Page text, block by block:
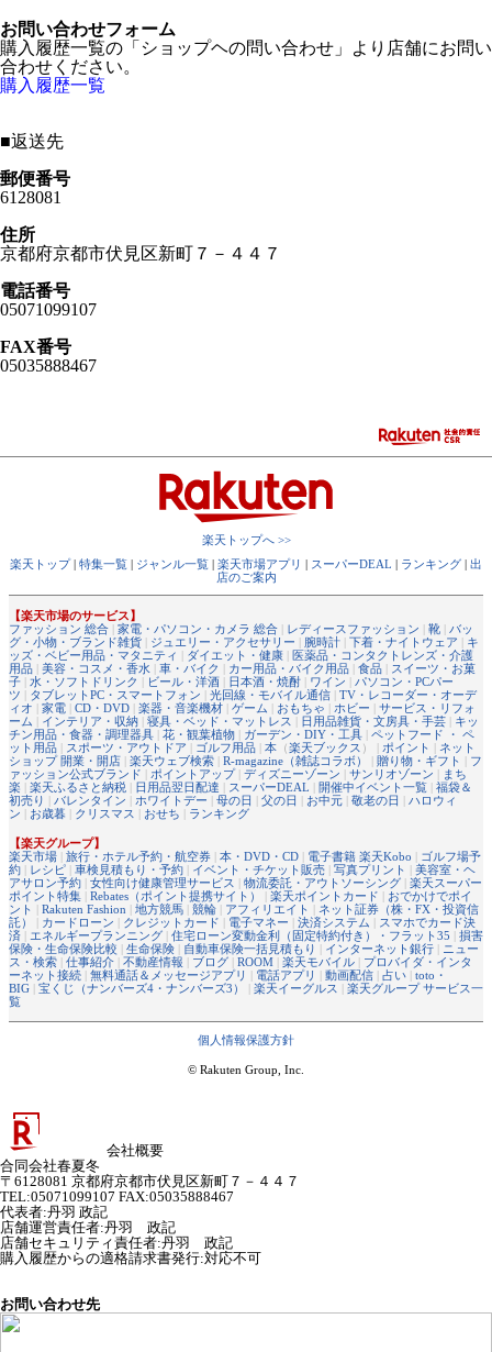
お問い合わせフォーム
購入履歴一覧の「ショップヘの問い合わせ」より店舗にお問い
合わせください。
購入履歴一覧
■返送先
郵便番号
6128081
住所
京都府京都市伏見区新町７－４４７
電話番号
05071099107
FAX番号
05035888467
楽天トップへ >>
楽天トップ| 特集一覧 | ジャンル一覧 | 楽天市場アプリ | スーパーDEAL | ランキング | 出
店のご案内
【楽天市場のサービス】
ファッション 総合 | 家電・パソコン・カメラ 総合 | レディースファッション | 靴 | バッ
グ・小物・ブランド雑貨 | ジュエリー・アクセサリー | 腕時計 | 下着・ナイトウェア | キ
ッズ・ベビー用品・マタニティ | ダイエット・健康 | 医薬品・コンタクトレンズ・介護
用品 | 美容・コスメ・香水 | 車・バイク | カー用品・バイク用品 | 食品 | スイーツ・お菓
子 | 水・ソフトドリンク | ビール・洋酒 | 日本酒・焼酎 | ワイン | パソコン・PCパー
ツ | タブレットPC・スマートフォン | 光回線・モバイル通信 | TV・レコーダー・オーデ
ィオ | 家電 | CD・DVD | 楽器・音楽機材 | ゲーム | おもちゃ | ホビー | サービス・リフォ
ーム | インテリア・収納 | 寝具・ベッド・マットレス | 日用品雑貨・文房具・手芸 | キッ
チン用品・食器・調理器具 | 花・観葉植物 | ガーデン・DIY・工具 | ペットフード ・ ペ
ット用品 | スポーツ・アウトドア | ゴルフ用品 | 本 （楽天ブックス ） | ポイント | ネット
ショップ 開業・開店 | 楽天ウェブ検索 | R-magazine（雑誌コラボ） | 贈り物・ギフト | フ
ァッション公式ブランド | ポイントアップ| ディズニーゾーン | サンリオゾーン | まち
楽 | 楽天ふるさと納税 | 日用品翌日配達 | スーパーDEAL | 開催中イベント一覧 | 福袋＆
初売り | バレンタイン | ホワイトデー | 母の日 | 父の日 | お中元 | 敬老の日 | ハロウィ
ン | お歳暮 | クリスマス | おせち | ランキング
【楽天グループ】
楽天市場 | 旅行・ホテル予約・航空券 | 本・DVD・CD | 電子書籍 楽天Kobo | ゴルフ場予
約 | レシピ | 車検見積もり・予約 | イベント・チケット販売 | 写真プリント | 美容室・ヘ
アサロン予約 | 女性向け健康管理サービス | 物流委託・アウトソーシング | 楽天スーパー
ポイント特集 | Rebates（ポイント提携サイト） | 楽天ポイントカード | おでかけでポイ
ント | Rakuten Fashion | 地方競馬 | 競輪 | アフィリエイト | ネット証券（株・FX・投資信
託）
| カードローン | クレジットカード | 電子マネー | 決済システム | スマホでカード決
済 | エネルギープランニング | 住宅ローン変動金利（固定特約付き）・フラット35 | 損害
保険・生命保険比較 | 生命保険 | 自動車保険一括見積もり | インターネット銀行 | ニュー
ス・検索 | 仕事紹介 | 不動産情報 | ブログ | ROOM | 楽天モバイル | プロバイダ・インタ
ーネット接続 | 無料通話＆メッセージアプリ | 電話アプリ | 動画配信 | 占い | toto・
BIG | 宝くじ（ナンバーズ4・ナンバーズ3） | 楽天イーグルス | 楽天グループ サービス一
覧
個人情報保護方針
© Rakuten Group, Inc.
会社概要
合同会社春夏冬
〒6128081 京都府京都市伏見区新町７－４４７
TEL:05071099107 FAX:05035888467
代表者:丹羽 政記
店舗運営責任者:丹羽 政記
店舗セキュリティ責任者:丹羽 政記
購入履歴からの適格請求書発行:対応不可
お問い合わせ先